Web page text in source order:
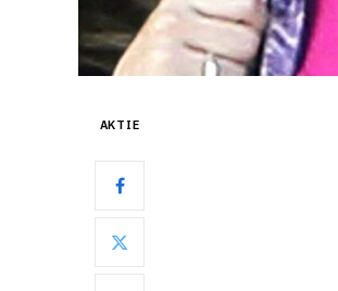
AKTIE